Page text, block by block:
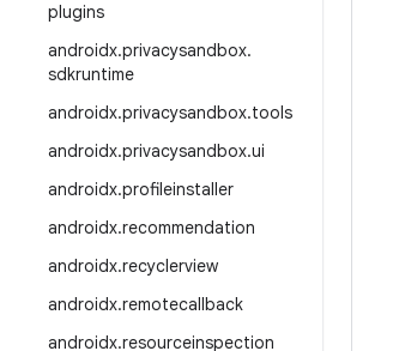
plugins
androidx.privacysandbox.
sdkruntime
androidx.privacysandbox.tools
androidx.privacysandbox.ui
androidx.profileinstaller
androidx.recommendation
androidx.recyclerview
androidx.remotecallback
androidx.resourceinspection